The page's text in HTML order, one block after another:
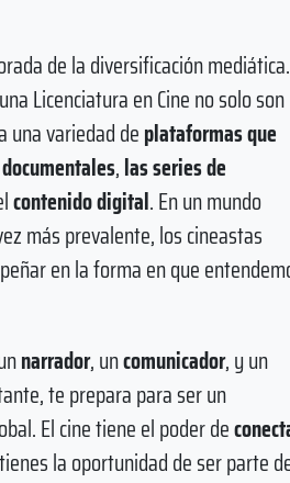
de la diversificación mediática.
Licenciatura en Cine no solo son
una variedad deplataformas que
,las series de
contenido digital. En un mundo
más prevalente, los cineastas
en la forma en que
narrador, uncomunicador, y un
te prepara para ser un
El cine tiene el poder de
la oportunidad de ser parte